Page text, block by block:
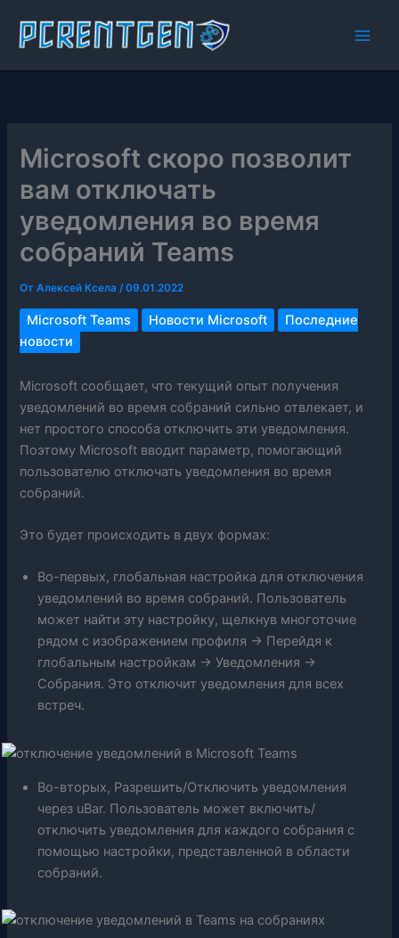
содержимому
Microsoft скоро позволит
вам отключать
уведомления во время
собраний Teams
ОтАлексей Ксела/09.01.2022
Microsoft Teams Новости Microsoft
Последние
новости
Microsoft сообщает, что текущий опыт получения
уведомлений во время собраний сильно отвлекает, и
нет простого способа отключить эти уведомления.
Поэтому Microsoft вводит параметр, помогающий
пользователю отключать уведомления во время
собраний.
Это будет происходить в двух формах:
Во-первых, глобальная настройка для отключения
уведомлений во время собраний. Пользователь
может найти эту настройку, щелкнув многоточие
рядом с изображением профиля -> Перейдя к
глобальным настройкам -> Уведомления ->
Собрания. Это отключит уведомления для всех
встреч.
Во-вторых, Разрешить/Отключить уведомления
через uBar. Пользователь может включить/
отключить уведомления для каждого собрания с
помощью настройки, представленной в области
собраний.